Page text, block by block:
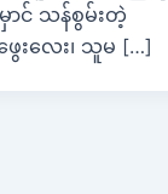
င် သန်စွမ်းတဲ့
းလေး၊ သူမ […]